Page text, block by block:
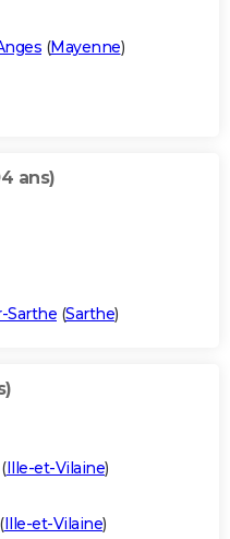
(Mayenne)
ans)
Sarthe (Sarthe)
(Ille-et-Vilaine)
(Ille-et-Vilaine)